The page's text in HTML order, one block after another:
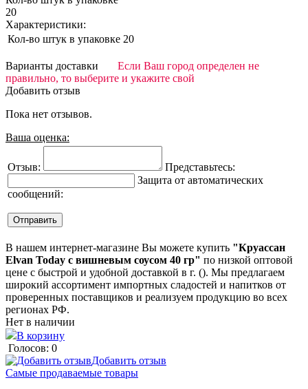
20
Характеристики:
Кол-во штук в упаковке 20
Варианты доставки
Если Ваш город определен не
правильно, то выберите и укажите свой
Добавить отзыв
Пока нет отзывов.
Ваша оценка:
Отзыв:
Представьтесь:
Защита от автоматических
сообщений:
В нашем интернет-магазине Вы можете купить "Круассан
Elvan Today с вишневым соусом 40 гр" по низкой оптовой
цене с быстрой и удобной доставкой в г. (). Мы предлагаем
широкий ассортимент импортных сладостей и напитков от
проверенных поставщиков и реализуем продукцию во всех
регионах РФ.
Нет в наличии
В корзину
Голосов: 0
Добавить отзыв
Самые продаваемые товары